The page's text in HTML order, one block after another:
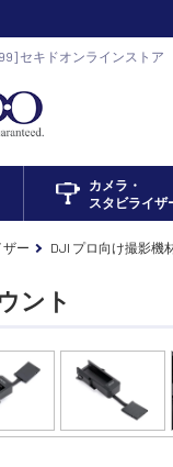
セキドオンラインスト
カメラ・
スタビライザ
ー DJI プロ向け撮影機
ント